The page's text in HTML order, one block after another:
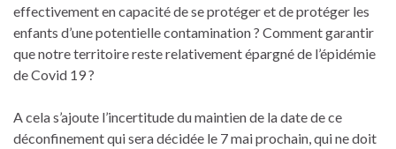
effectivement en capacité de se protéger et de protéger les
enfants d’une potentielle contamination ? Comment garantir
que notre territoire reste relativement épargné de l’épidémie
de Covid 19 ?
A cela s’ajoute l’incertitude du maintien de la date de ce
déconfinement qui sera décidée le 7 mai prochain, qui ne doit